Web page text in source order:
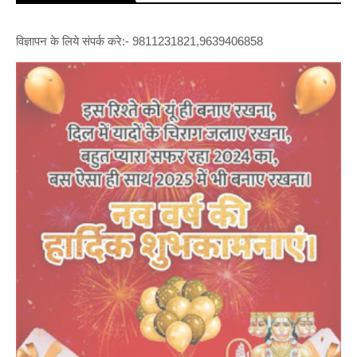
विज्ञापन के लिये संपर्क करे:- 9811231821,9639406858